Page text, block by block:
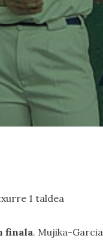
1 taldea
finala. Mujika-